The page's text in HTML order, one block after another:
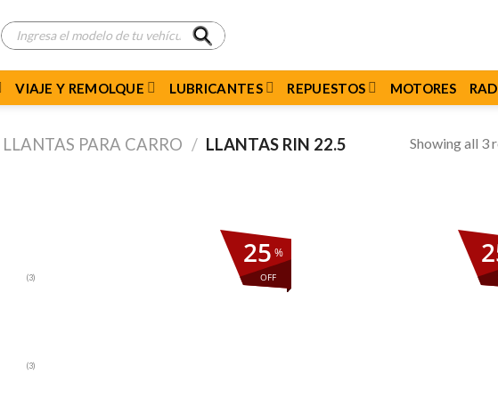
Búsqueda
de
productos
VIAJE Y REMOLQUE LUBRICANTES REPUESTOS MOTORES
LLANTAS PARA CARRO / LLANTAS RIN 22.5 Showing all 3
(3)
(3)
%
OFF
25